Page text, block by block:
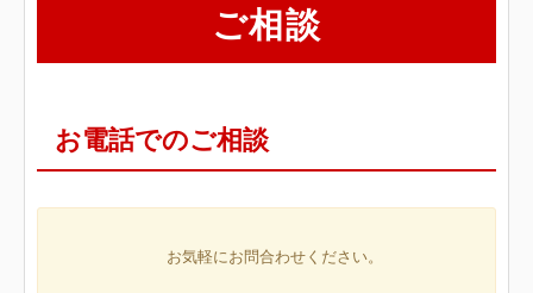
ご相談
お電話でのご相談
お気軽にお問合わせください。